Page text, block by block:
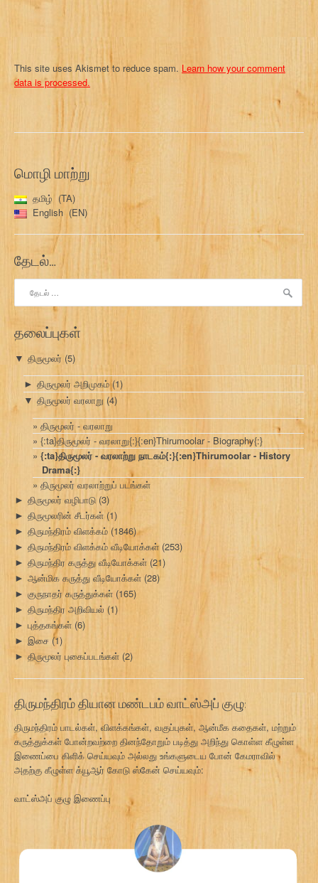
This site uses Akismet to reduce spam. Learn how your comment
data is processed.
மொழி மாற்று
தமிழ்
TA
English
EN
தேடல்…
தேடு:
தலைப்புகள்
▼ திருமூலர் (5)
► திருமூலர் அறிமுகம் (1)
▼ திருமூலர் வரலாறு (4)
திருமூலர் - வரலாறு
{:ta}திருமூலர் - வரலாறு{:}{:en}Thirumoolar - Biography{:}
{:ta}திருமூலர் - வரலாற்று நாடகம்{:}{:en}Thirumoolar - History
Drama{:}
திருமூலர் வரலாற்றுப் படங்கள்
► திருமூலர் வழிபாடு (3)
► திருமூலரின் சீடர்கள் (1)
► திருமந்திரம் விளக்கம் (1846)
► திருமந்திரம் விளக்கம் வீடியோக்கள்(253)
► திருமந்திர கருத்து வீடியோக்கள் (21)
► ஆன்மிக கருத்து வீடியோக்கள் (28)
► குருநாதர் கருத்துக்கள் (165)
► திருமந்திர அறிவியல் (1)
► புத்தகங்கள் (6)
► இசை (1)
► திருமூலர் புகைப்படங்கள் (2)
திருமந்திரம் தியான மண்டபம் வாட்ஸ்அப் குழு:
திருமந்திரம் பாடல்கள், விளக்கங்கள், வகுப்புகள், ஆன்மீக கதைகள், மற்றும்
கருத்துக்கள் போன்றவற்றை தினந்தோறும் படித்து அறிந்து கொள்ள கீழுள்ள
இணைப்பை கிளிக் செய்யவும் அல்லது உங்களுடைய போன் கேமராவில்
அதற்கு கீழுள்ள க்யூஆர் கோடு ஸ்கேன் செய்யவும்:
வாட்ஸ்அப் குழு இணைப்பு